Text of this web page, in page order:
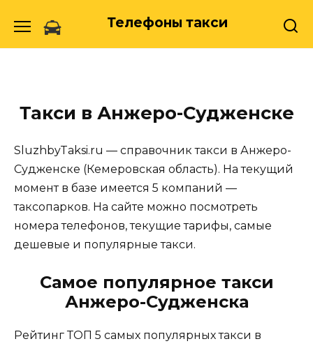
Телефоны такси
Такси в Анжеро-Судженске
SluzhbyTaksi.ru — справочник такси в Анжеро-
Судженске (Кемеровская область). На текущий
момент в базе имеется 5 компаний —
таксопарков. На сайте можно посмотреть
номера телефонов, текущие тарифы, самые
дешевые и популярные такси.
Самое популярное такси
Анжеро-Судженска
Рейтинг ТОП 5 самых популярных такси в